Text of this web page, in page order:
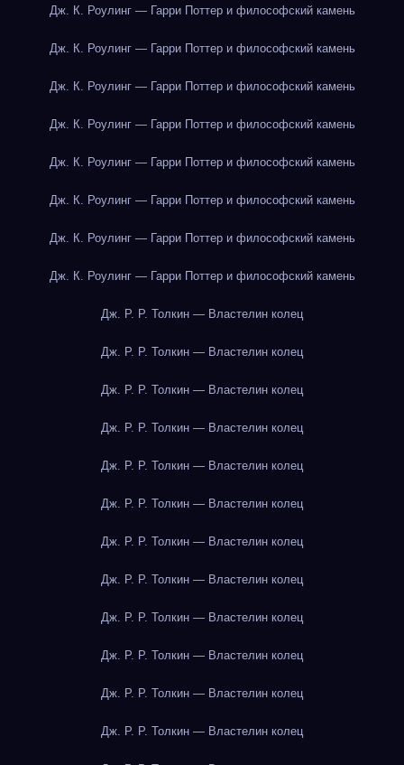
Дж. К. Роулинг — Гарри Поттер и философский камень
Дж. К. Роулинг — Гарри Поттер и философский камень
Дж. К. Роулинг — Гарри Поттер и философский камень
Дж. К. Роулинг — Гарри Поттер и философский камень
Дж. К. Роулинг — Гарри Поттер и философский камень
Дж. К. Роулинг — Гарри Поттер и философский камень
Дж. К. Роулинг — Гарри Поттер и философский камень
Дж. К. Роулинг — Гарри Поттер и философский камень
Дж. Р. Р. Толкин — Властелин колец
Дж. Р. Р. Толкин — Властелин колец
Дж. Р. Р. Толкин — Властелин колец
Дж. Р. Р. Толкин — Властелин колец
Дж. Р. Р. Толкин — Властелин колец
Дж. Р. Р. Толкин — Властелин колец
Дж. Р. Р. Толкин — Властелин колец
Дж. Р. Р. Толкин — Властелин колец
Дж. Р. Р. Толкин — Властелин колец
Дж. Р. Р. Толкин — Властелин колец
Дж. Р. Р. Толкин — Властелин колец
Дж. Р. Р. Толкин — Властелин колец